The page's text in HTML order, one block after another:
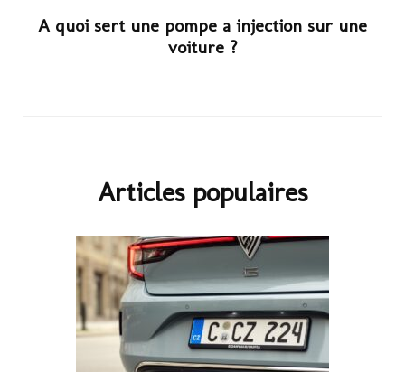
A quoi sert une pompe a injection sur une
voiture ?
Articles populaires